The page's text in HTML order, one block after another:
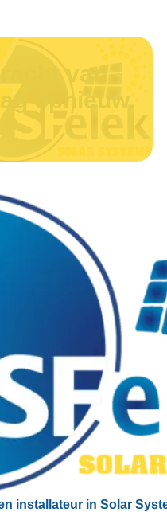
van
opnieuw.
installateur in Solar